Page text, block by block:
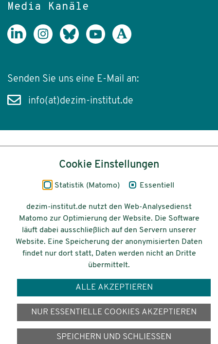
Media Kanäle
Senden Sie uns eine E-Mail an:
info(at)dezim-institut.de
Impressum
Datenschutz
Barrierefreiheit
© 2026 Deutsches Zentrum für
Integrations-
und Migrationsforschung DeZIM e.V.
Cookie Einstellungen
Statistik (Matomo) Essentiell
dezim-institut.de nutzt den Web-Analysedienst
Matomo zur Optimierung der Website. Die Software
läuft dabei ausschließlich auf den Servern unserer
Website. Eine Speicherung der anonymisierten Daten
findet nur dort statt, Daten werden nicht an Dritte
übermittelt.
ALLE AKZEPTIEREN
NUR ESSENTIELLE COOKIES AKZEPTIEREN
SPEICHERN UND SCHLIESSEN